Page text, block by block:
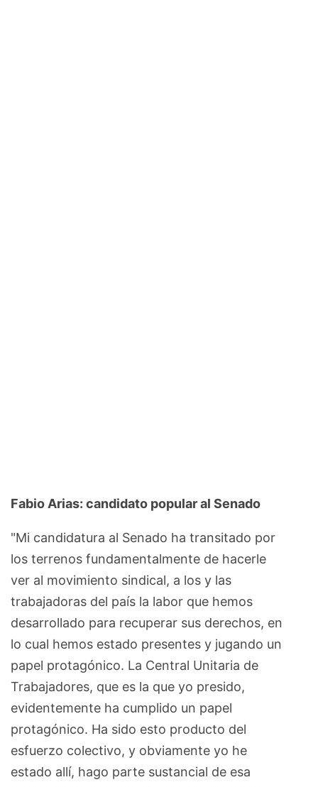
Fabio Arias: candidato popular al Senado
"Mi candidatura al Senado ha transitado por
los terrenos fundamentalmente de hacerle
ver al movimiento sindical, a los y las
trabajadoras del país la labor que hemos
desarrollado para recuperar sus derechos, en
lo cual hemos estado presentes y jugando un
papel protagónico. La Central Unitaria de
Trabajadores, que es la que yo presido,
evidentemente ha cumplido un papel
protagónico. Ha sido esto producto del
esfuerzo colectivo, y obviamente yo he
estado allí, hago parte sustancial de esa